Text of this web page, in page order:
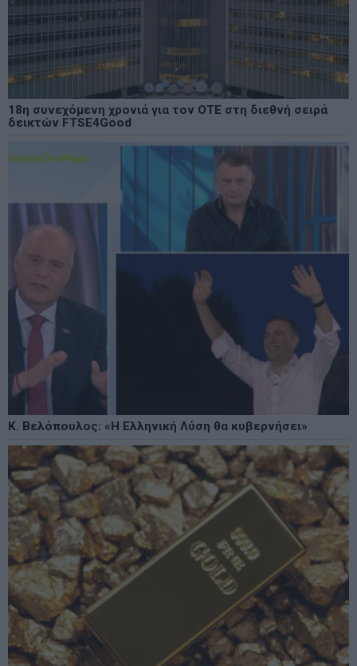
18η συνεχόμενη χρονιά για τον ΟΤΕ στη διεθνή σειρά
δεικτών FTSE4Good
Κ. Βελόπουλος: «Η Ελληνική Λύση θα κυβερνήσει»